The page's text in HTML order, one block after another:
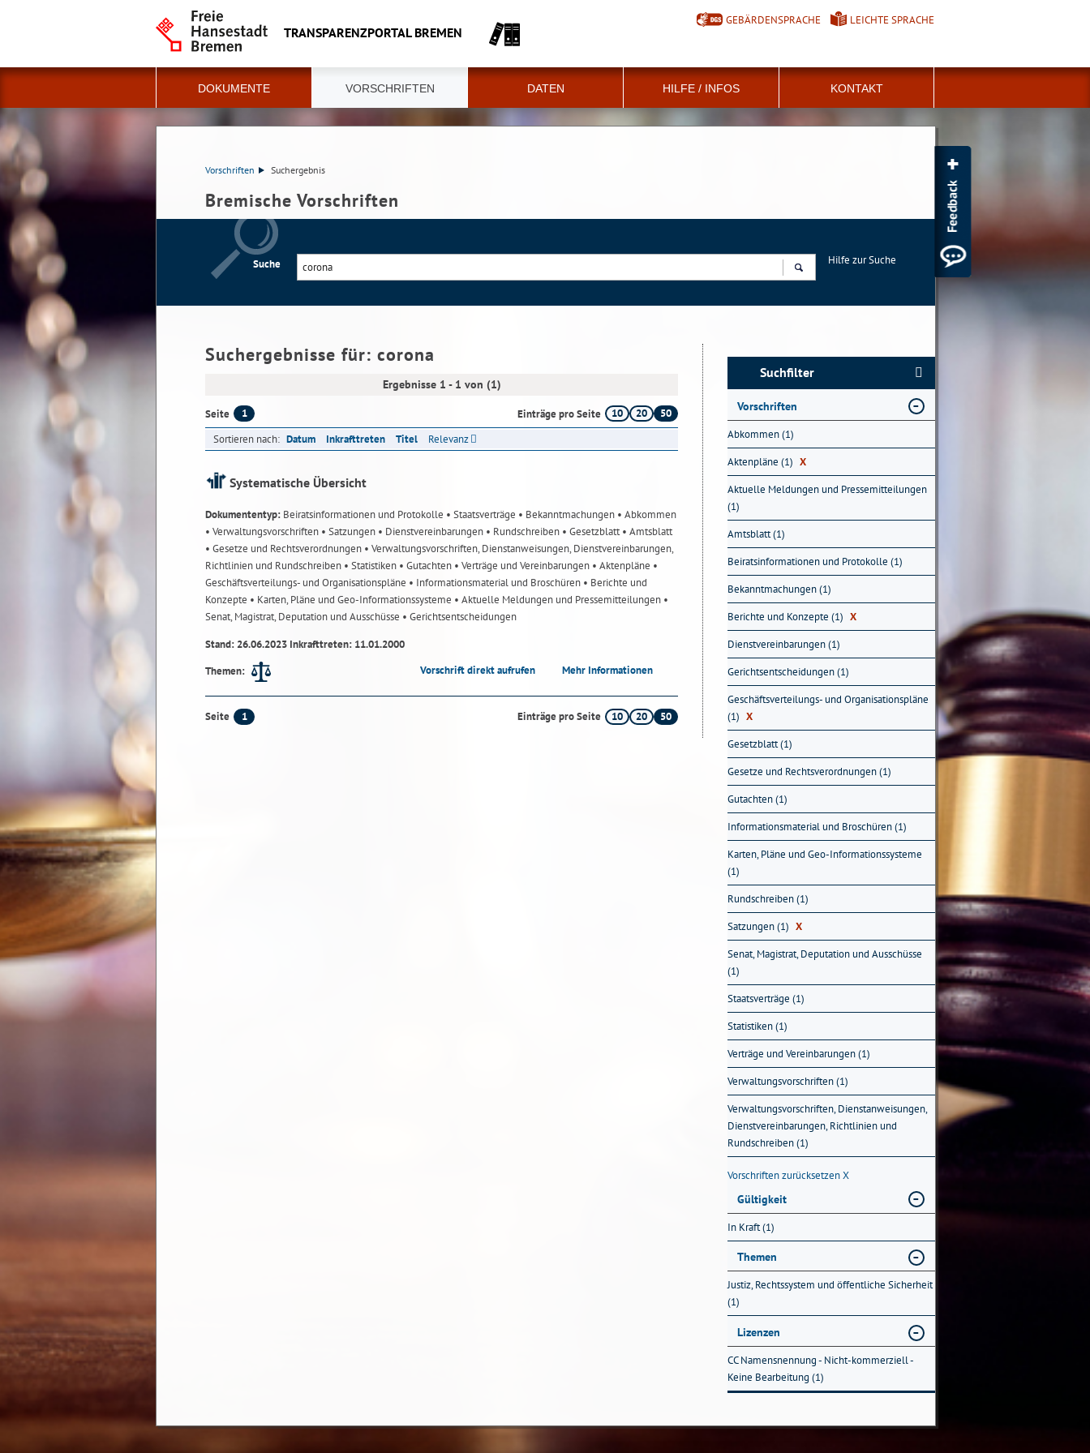
TRANSPARENZPORTAL BREMEN
GEBÄRDENSPRACHE LEICHTE SPRACHE
DOKUMENTE VORSCHRIFTEN DATEN HILFE / INFOS KONTAKT
Vorschriften Suchergebnis
Bremische Vorschriften
Suche
Hilfe zur Suche
Suchergebnisse für: corona
Ergebnisse 1 - 1 von (1)
Seite 1 Einträge pro Seite 10 20
50
Sortieren nach: Datum Inkrafttreten Titel Relevanz
Systematische Übersicht
Dokumententyp: Beiratsinformationen und Protokolle • Staatsverträge • Bekanntmachungen • Abkommen
• Verwaltungsvorschriften • Satzungen • Dienstvereinbarungen • Rundschreiben • Gesetzblatt• Amtsblatt
• Gesetze und Rechtsverordnungen • Verwaltungsvorschriften, Dienstanweisungen, Dienstvereinbarungen,
Richtlinien und Rundschreiben • Statistiken • Gutachten • Verträge und Vereinbarungen • Aktenpläne •
Geschäftsverteilungs- und Organisationspläne • Informationsmaterial und Broschüren • Berichte und
Konzepte • Karten, Pläne und Geo-Informationssysteme • Aktuelle Meldungen und Pressemitteilungen •
Senat, Magistrat, Deputation und Ausschüsse • Gerichtsentscheidungen
Stand: 26.06.2023 Inkrafttreten: 11.01.2000
Themen:
Vorschrift direkt aufrufen Mehr Informationen
Seite 1 Einträge pro Seite 10 20 50
Suchfilter
Vorschriften
Abkommen (1)
Aktenpläne (1) X
Aktuelle Meldungen und Pressemitteilungen
(1)
Amtsblatt (1)
Beiratsinformationen und Protokolle (1)
Bekanntmachungen (1)
Berichte und Konzepte (1) X
Dienstvereinbarungen (1)
Gerichtsentscheidungen (1)
Geschäftsverteilungs- und Organisationspläne
(1) X
Gesetzblatt (1)
Gesetze und Rechtsverordnungen (1)
Gutachten (1)
Informationsmaterial und Broschüren (1)
Karten, Pläne und Geo-Informationssysteme
(1)
Rundschreiben (1)
Satzungen (1) X
Senat, Magistrat, Deputation und Ausschüsse
(1)
Staatsverträge (1)
Statistiken (1)
Verträge und Vereinbarungen (1)
Verwaltungsvorschriften (1)
Verwaltungsvorschriften, Dienstanweisungen,
Dienstvereinbarungen, Richtlinien und
Rundschreiben (1)
Vorschriften zurücksetzenX
Gültigkeit
In Kraft (1)
Themen
Justiz, Rechtssystem und öffentliche Sicherheit
(1)
Lizenzen
CC Namensnennung - Nicht-kommerziell -
Keine Bearbeitung (1)